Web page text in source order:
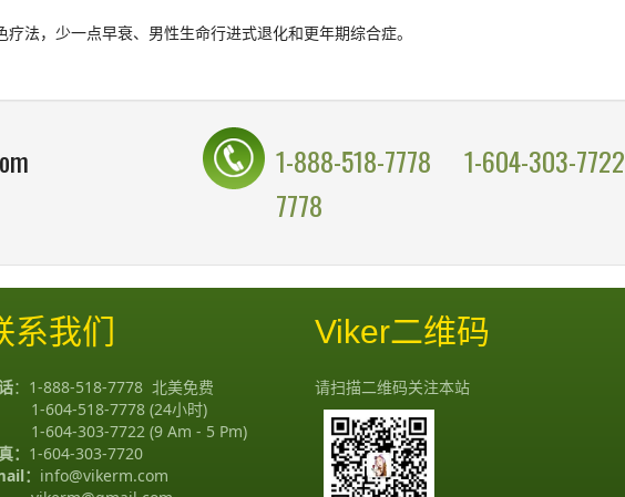
法，少一点早衰、男性生命行进式退化和更年期综合症。
1-888-518-7778 1-604-303-7722
7778
系我们
： 1-888-518-7778 北美免费
1-604-518-7778 (24小时)
1-604-303-7722 (9 Am - 5 Pm)
： 1-604-303-7720
： info@vikerm.com
Viker二维码
请扫描二维码关注本站